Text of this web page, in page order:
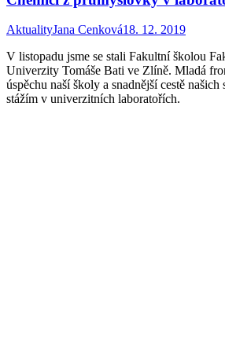
AktualityJana Cenková18. 12. 2019
V listopadu jsme se stali Fakultní školou
Univerzity Tomáše Bati ve Zlíně. Mladá
úspěchu naší školy a snadnější cestě
stážím v univerzitních laboratořích.